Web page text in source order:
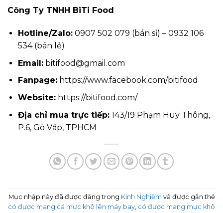
Công Ty TNHH BiTi Food
Hotline/Zalo:0907 502 079 (bán sỉ) – 0932 106
534 (bán lẻ)
Email:bitifood@gmail.com
Fanpage:https://www.facebook.com/bitifood
Website:https://bitifood.com/
Địa chỉ mua trực tiếp:143/19 Phạm Huy Thông,
P.6, Gò Vấp, TPHCM
Mục nhập này đã được đăng trong Kinh Nghiệm và được gắn thẻ
có được mang cá mực khô lên máy bay có được mang mực khô